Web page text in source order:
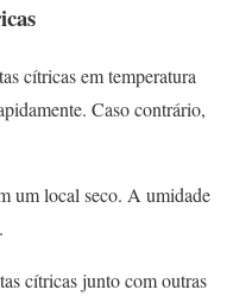
cítricas em temperatura
Caso contrário,
um local seco. A umidade
cítricas junto com outras